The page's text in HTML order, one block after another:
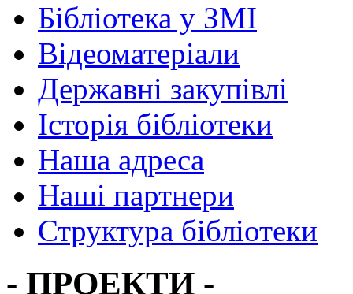
Бібліотека у ЗМІ
Відеоматеріали
Державні закупівлі
Історія бібліотеки
Наша адреса
Наші партнери
Структура бібліотеки
- ПРОЕКТИ -